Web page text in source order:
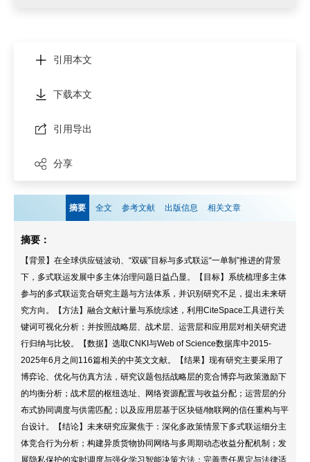
引用本文
下载本文
引用导出
分享
摘要 全文 参考文献 出版信息 相关文章
摘要：
【背景】在全球供应链波动、“双碳”目标与多式联运“一单制”推进的背景
下，多式联运发展中多主体治理问题日益凸显。【目标】系统梳理多主体
参与的多式联运竞合研究主题与方法体系，并识别研究不足，提出未来研
究方向。【方法】融合文献计量与系统综述，利用CiteSpace工具进行关
键词可视化分析；并按照战略层、战术层、运营层和应用层对相关研究进
行归纳与比较。【数据】选取CNKI与Web of Science数据库中2015-
2025年6月之间116篇相关的中英文文献。【结果】现有研究主要采用了
博弈论、优化与仿真方法，研究议题包括战略层的竞合博弈与政策激励下
的均衡分析；战术层的枢纽选址、网络资源配置与收益分配；运营层的分
布式协同调度与供需匹配；以及应用层基于区块链/物联网的信任重构与平
台设计。【结论】未来研究应聚焦于：深化多政策情景下多式联运细分主
体竞合行为分析；构建异质货物协同网络与多周期动态收益分配机制；发
展隐私保护的实时调度与强化学习智能决策方法；完善责任界定与法律适